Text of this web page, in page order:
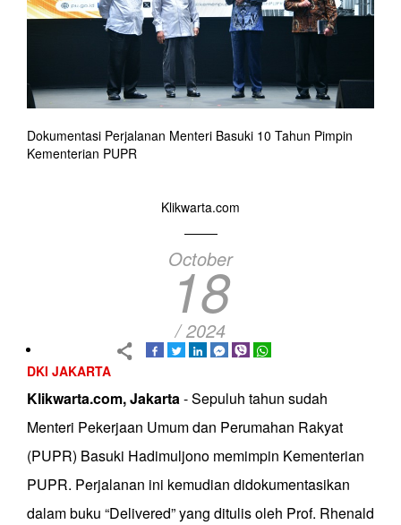
Dokumentasi Perjalanan Menteri Basuki 10 Tahun Pimpin
Kementerian PUPR
Klikwarta.com
October
18
/ 2024
DKI JAKARTA
Klikwarta.com, Jakarta- Sepuluh tahun sudah
Menteri Pekerjaan Umum dan Perumahan Rakyat
(PUPR) Basuki Hadimuljono memimpin Kementerian
PUPR. Perjalanan ini kemudian didokumentasikan
dalam buku “Delivered” yang ditulis oleh Prof. Rhenald